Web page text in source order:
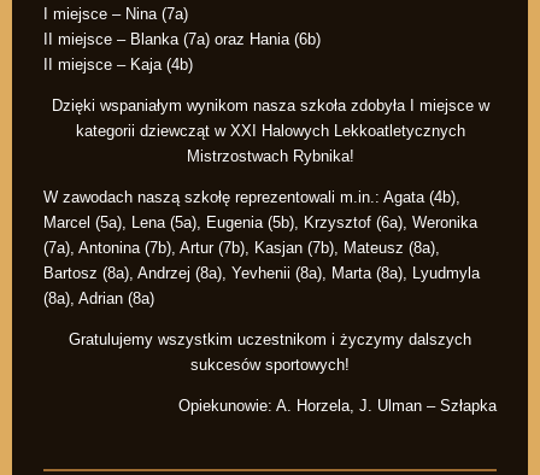
I miejsce – Nina (7a)
II miejsce – Blanka (7a) oraz Hania (6b)
II miejsce – Kaja (4b)
Dzięki wspaniałym wynikom nasza szkoła zdobyła I miejsce w
kategorii dziewcząt w XXI Halowych Lekkoatletycznych
Mistrzostwach Rybnika!
W zawodach naszą szkołę reprezentowali m.in.: Agata (4b),
Marcel (5a), Lena (5a), Eugenia (5b), Krzysztof (6a), Weronika
(7a), Antonina (7b), Artur (7b), Kasjan (7b), Mateusz (8a),
Bartosz (8a), Andrzej (8a), Yevhenii (8a), Marta (8a), Lyudmyla
(8a), Adrian (8a)
Gratulujemy wszystkim uczestnikom i życzymy dalszych
sukcesów sportowych!
Opiekunowie: A. Horzela, J. Ulman – Szłapka